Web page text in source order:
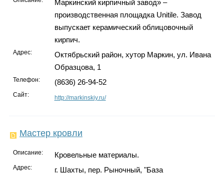
Гороскоп
Карты
Фотогалерея
Маркинский кирпичный завод» –
производственная площадка Unitile. Завод
выпускает керамический облицовочный
кирпич.
Адрес:
Октябрьский район, хутор Маркин, ул. Ивана
Образцова, 1
Телефон: (8636) 26-94-52
Сайт: http://markinskiy.ru/
Мастер кровли
Описание: Кровельные материалы.
Адрес:
г. Шахты, пер. Рыночный, "База